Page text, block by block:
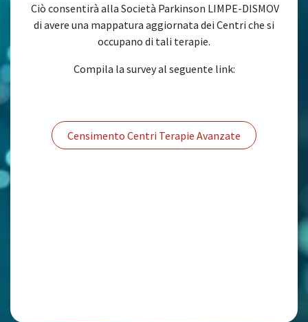
Ciò consentirà alla Società Parkinson LIMPE-DISMOV
di avere una mappatura aggiornata dei Centri che si
occupano di tali terapie.
Compila la survey al seguente link:
Censimento Centri Terapie Avanzate